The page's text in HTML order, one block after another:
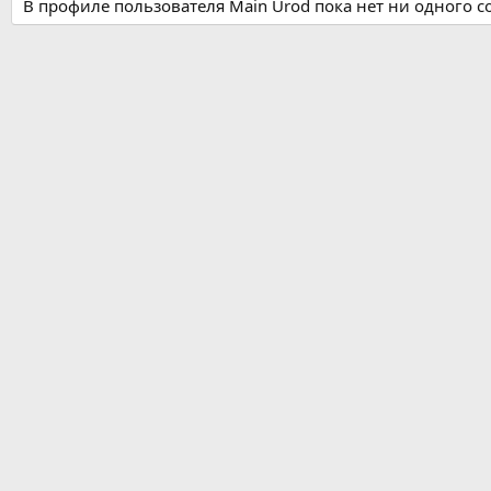
В профиле пользователя Main Urod пока нет ни одного